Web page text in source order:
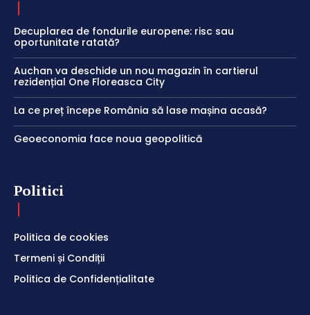
Decuplarea de fondurile europene: risc sau
oportunitate ratată?
Auchan va deschide un nou magazin în cartierul
rezidențial One Floreasca City
La ce preț începe România să lase mașina acasă?
Geoeconomia face noua geopolitică
Politici
Politica de cookies
Termeni și Condiții
Politica de Confidențialitate